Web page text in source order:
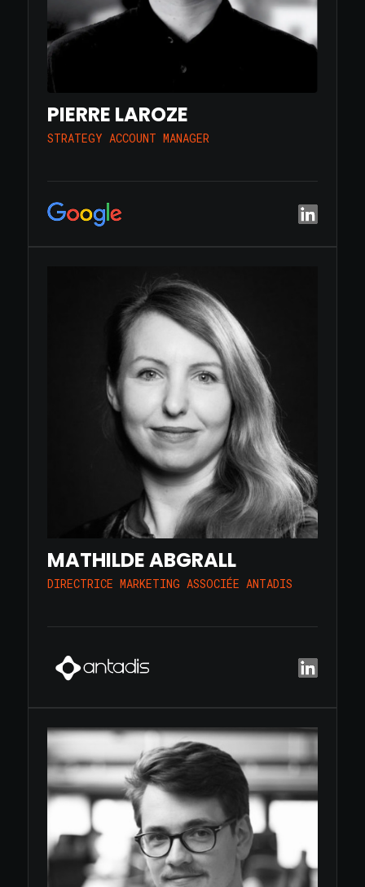
PIERRE LAROZE
STRATEGY ACCOUNT MANAGER
MATHILDE ABGRALL
DIRECTRICE MARKETING ASSOCIÉE ANTADIS